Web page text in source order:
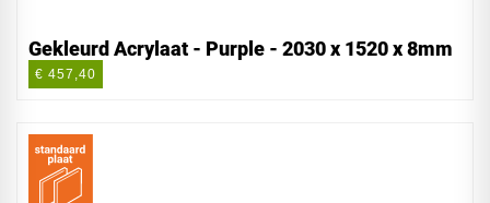
Gekleurd Acrylaat - Purple - 2030 x 1520 x 8mm
€ 457,40